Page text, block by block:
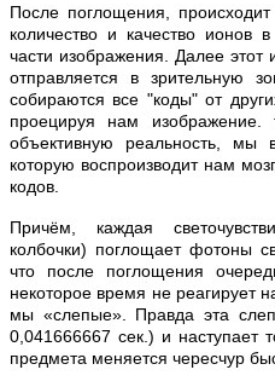
После поглощения,
количество и качество ионов
части изображения. Далее
отправляется в зрительную
собираются все "коды" от
проецируя нам
объективную реальность, мы
которую воспроизводит нам
кодов.
Причём, каждая
колбочки) поглощает фотоны
что после поглощения
некоторое время не реагирует
мы «слепые». Правда эта
0,041666667 сек.) и наступает
предмета меняется чересчур